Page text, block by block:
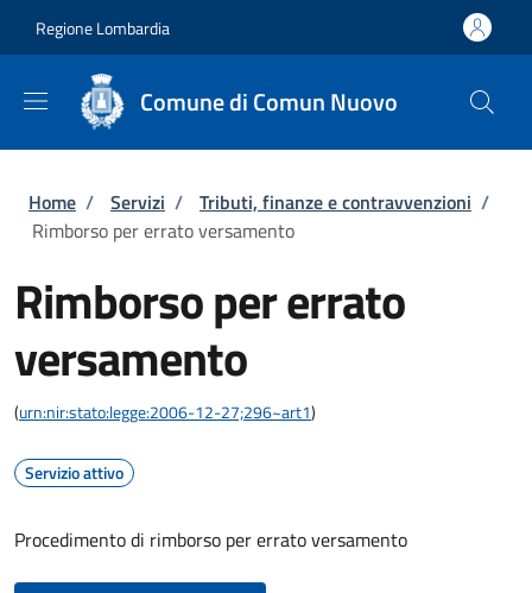
Regione Lombardia
Comune di Comun Nuovo
Briciole di pane
Home / Servizi / Tributi, finanze e contravvenzioni /
Rimborso per errato versamento
Rimborso per errato
versamento
(urn:nir:stato:legge:2006-12-27;296~art1)
Servizio attivo
Procedimento di rimborso per errato versamento